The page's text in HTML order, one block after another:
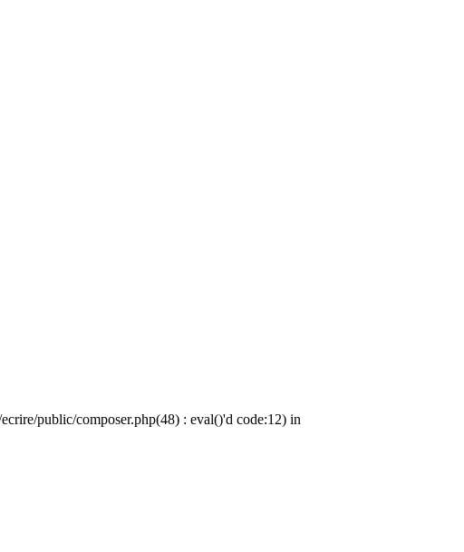
public/composer.php(48) : eval()'d code:12) in